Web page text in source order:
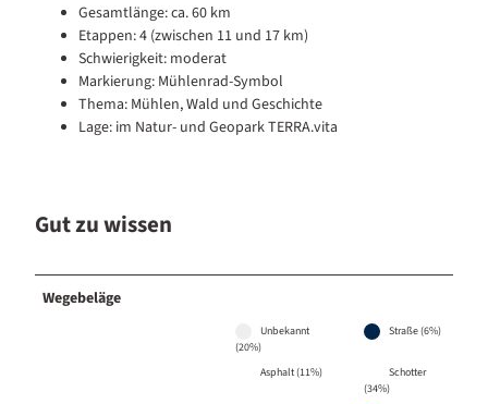
Gesamtlänge: ca. 60 km
Etappen: 4 (zwischen 11 und 17 km)
Schwierigkeit: moderat
Markierung: Mühlenrad-Symbol
Thema: Mühlen, Wald und Geschichte
Lage: im Natur- und Geopark TERRA.vita
Gut zu wissen
Wegebeläge
Unbekannt
(20%)
Straße (6%)
Asphalt (11%)
Schotter
(34%)